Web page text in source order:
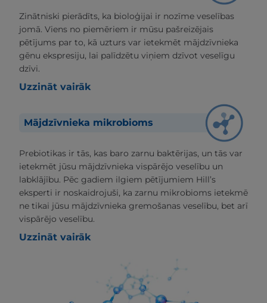
Zinātniski pierādīts, ka bioloģijai ir nozīme veselības
jomā. Viens no piemēriem ir mūsu pašreizējais
pētījums par to, kā uzturs var ietekmēt mājdzīvnieka
gēnu ekspresiju, lai palīdzētu viņiem dzīvot veselīgu
dzīvi.
Uzzināt vairāk
Mājdzīvnieka mikrobioms
Prebiotikas ir tās, kas baro zarnu baktērijas, un tās var
ietekmēt jūsu mājdzīvnieka vispārējo veselību un
labklājību. Pēc gadiem ilgiem pētījumiem Hill’s
eksperti ir noskaidrojuši, ka zarnu mikrobioms ietekmē
ne tikai jūsu mājdzīvnieka gremošanas veselību, bet arī
vispārējo veselību.
Uzzināt vairāk